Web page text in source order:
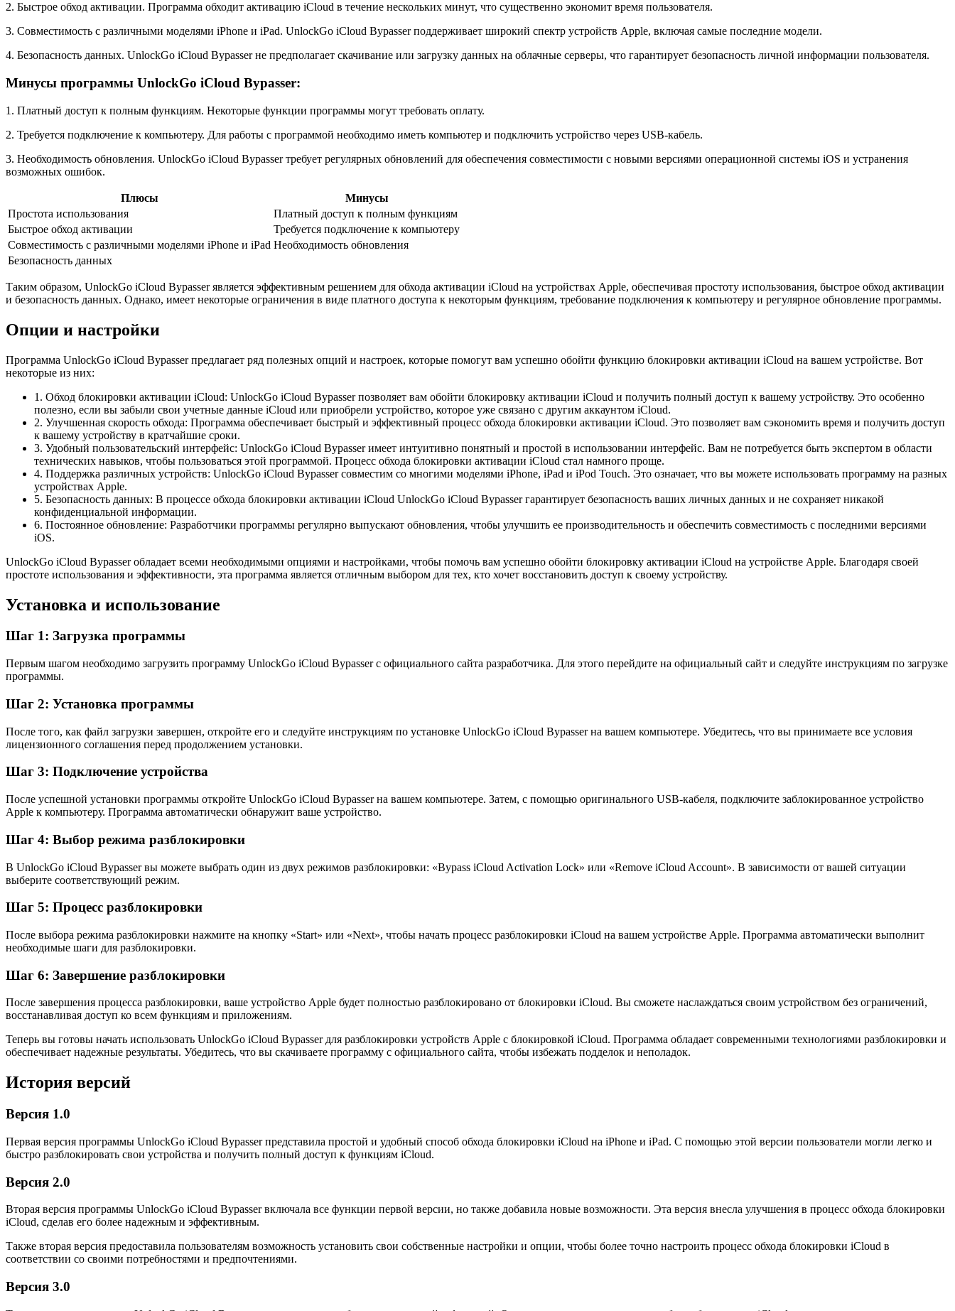
2. Быстрое обход активации. Программа обходит активацию iCloud в течение нескольких минут, что существенно экономит время пользователя.
3. Совместимость с различными моделями iPhone и iPad. UnlockGo iCloud Bypasser поддерживает широкий спектр устройств Apple, включая самые последние модели.
4. Безопасность данных. UnlockGo iCloud Bypasser не предполагает скачивание или загрузку данных на облачные серверы, что гарантирует безопасность личной информации пользователя.
Минусы программы UnlockGo iCloud Bypasser:
1. Платный доступ к полным функциям. Некоторые функции программы могут требовать оплату.
2. Требуется подключение к компьютеру. Для работы с программой необходимо иметь компьютер и подключить устройство через USB-кабель.
3. Необходимость обновления. UnlockGo iCloud Bypasser требует регулярных обновлений для обеспечения совместимости с новыми версиями операционной системы iOS и устранения
возможных ошибок.
Плюсы
Минусы
Простота использования
Платный доступ к полным функциям
Быстрое обход активации
Требуется подключение к компьютеру
Совместимость с различными моделями iPhone и iPad Необходимость обновления
Безопасность данных
Таким образом, UnlockGo iCloud Bypasser является эффективным решением для обхода активации iCloud на устройствах Apple, обеспечивая простоту использования, быстрое обход активации
и безопасность данных. Однако, имеет некоторые ограничения в виде платного доступа к некоторым функциям, требование подключения к компьютеру и регулярное обновление программы.
Опции и настройки
Программа UnlockGo iCloud Bypasser предлагает ряд полезных опций и настроек, которые помогут вам успешно обойти функцию блокировки активации iCloud на вашем устройстве. Вот
некоторые из них:
1. Обход блокировки активации iCloud: UnlockGo iCloud Bypasser позволяет вам обойти блокировку активации iCloud и получить полный доступ к вашему устройству. Это особенно
полезно, если вы забыли свои учетные данные iCloud или приобрели устройство, которое уже связано с другим аккаунтом iCloud.
2. Улучшенная скорость обхода: Программа обеспечивает быстрый и эффективный процесс обхода блокировки активации iCloud. Это позволяет вам сэкономить время и получить доступ
к вашему устройству в кратчайшие сроки.
3. Удобный пользовательский интерфейс: UnlockGo iCloud Bypasser имеет интуитивно понятный и простой в использовании интерфейс. Вам не потребуется быть экспертом в области
технических навыков, чтобы пользоваться этой программой. Процесс обхода блокировки активации iCloud стал намного проще.
4. Поддержка различных устройств: UnlockGo iCloud Bypasser совместим со многими моделями iPhone, iPad и iPod Touch. Это означает, что вы можете использовать программу на разных
устройствах Apple.
5. Безопасность данных: В процессе обхода блокировки активации iCloud UnlockGo iCloud Bypasser гарантирует безопасность ваших личных данных и не сохраняет никакой
конфиденциальной информации.
6. Постоянное обновление: Разработчики программы регулярно выпускают обновления, чтобы улучшить ее производительность и обеспечить совместимость с последними версиями
iOS.
UnlockGo iCloud Bypasser обладает всеми необходимыми опциями и настройками, чтобы помочь вам успешно обойти блокировку активации iCloud на устройстве Apple. Благодаря своей
простоте использования и эффективности, эта программа является отличным выбором для тех, кто хочет восстановить доступ к своему устройству.
Установка и использование
Шаг 1: Загрузка программы
Первым шагом необходимо загрузить программу UnlockGo iCloud Bypasser с официального сайта разработчика. Для этого перейдите на официальный сайт и следуйте инструкциям по загрузке
программы.
Шаг 2: Установка программы
После того, как файл загрузки завершен, откройте его и следуйте инструкциям по установке UnlockGo iCloud Bypasser на вашем компьютере. Убедитесь, что вы принимаете все условия
лицензионного соглашения перед продолжением установки.
Шаг 3: Подключение устройства
После успешной установки программы откройте UnlockGo iCloud Bypasser на вашем компьютере. Затем, с помощью оригинального USB-кабеля, подключите заблокированное устройство
Apple к компьютеру. Программа автоматически обнаружит ваше устройство.
Шаг 4: Выбор режима разблокировки
В UnlockGo iCloud Bypasser вы можете выбрать один из двух режимов разблокировки: «Bypass iCloud Activation Lock» или «Remove iCloud Account». В зависимости от вашей ситуации
выберите соответствующий режим.
Шаг 5: Процесс разблокировки
После выбора режима разблокировки нажмите на кнопку «Start» или «Next», чтобы начать процесс разблокировки iCloud на вашем устройстве Apple. Программа автоматически выполнит
необходимые шаги для разблокировки.
Шаг 6: Завершение разблокировки
После завершения процесса разблокировки, ваше устройство Apple будет полностью разблокировано от блокировки iCloud. Вы сможете наслаждаться своим устройством без ограничений,
восстанавливая доступ ко всем функциям и приложениям.
Теперь вы готовы начать использовать UnlockGo iCloud Bypasser для разблокировки устройств Apple с блокировкой iCloud. Программа обладает современными технологиями разблокировки и
обеспечивает надежные результаты. Убедитесь, что вы скачиваете программу с официального сайта, чтобы избежать подделок и неполадок.
История версий
Версия 1.0
Первая версия программы UnlockGo iCloud Bypasser представила простой и удобный способ обхода блокировки iCloud на iPhone и iPad. С помощью этой версии пользователи могли легко и
быстро разблокировать свои устройства и получить полный доступ к функциям iCloud.
Версия 2.0
Вторая версия программы UnlockGo iCloud Bypasser включала все функции первой версии, но также добавила новые возможности. Эта версия внесла улучшения в процесс обхода блокировки
iCloud, сделав его более надежным и эффективным.
Также вторая версия предоставила пользователям возможность установить свои собственные настройки и опции, чтобы более точно настроить процесс обхода блокировки iCloud в
соответствии со своими потребностями и предпочтениями.
Версия 3.0